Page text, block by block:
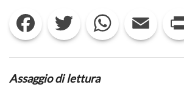
LETTORI
–
“THE
U
IL
Facebook Twitter WhatsApp Email
Assaggio di lettura